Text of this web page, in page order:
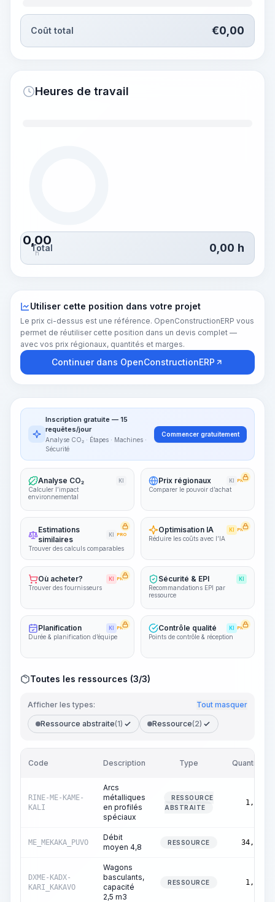
Coût total €0,00
Heures de travail
0,00
h
Total 0,00 h
Utiliser cette position dans votre projet
Le prix ci-dessus est une référence. OpenConstructionERP vous
permet de réutiliser cette position dans un devis complet —
avec vos prix régionaux, quantités et marges.
Continuer dans OpenConstructionERP
Inscription gratuite — 15
requêtes/jour
Analyse CO₂ · Étapes · Machines ·
Sécurité
Commencer gratuitement
Analyse CO₂ KI
Calculer l’impact
environnemental
Prix régionaux KI PRO
Comparer le pouvoir d’achat
Estimations
similaires
KI PRO
Trouver des calculs comparables
Optimisation IA KI PRO
Réduire les coûts avec l’IA
Où acheter? KI PRO
Trouver des fournisseurs
Sécurité & EPI KI
Recommandations EPI par
ressource
Planification KI PRO
Durée & planification d’équipe
Contrôle qualité KI PRO
Points de contrôle & réception
Toutes les ressources (3/3)
Afficher les types: Tout masquer
Ressource abstraite(1) Ressource(2)
Code Description Type Quantité
RINE-ME-KAME-
KALI
Arcs
métalliques
en profilés
spéciaux
RESSOURCE
ABSTRAITE
1,00
ME_MEKAKA_PUVO
Débit
moyen 4,8
RESSOURCE 34,50
DXME-KADX-
KARI_KAKAVO
Wagons
basculants,
capacité
2,5 m3
RESSOURCE 1,53